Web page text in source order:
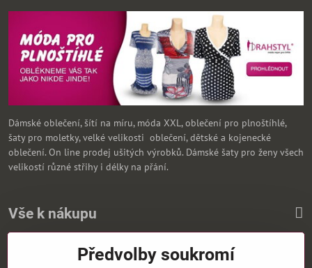
Dámské oblečení, šítí na míru, móda XXL, oblečení pro plnoštíhlé,
šaty pro moletky, velké velikosti oblečení, dětské a kojenecké
oblečení. On line prodej ušitých výrobků. Dámské šaty pro ženy všech
velikostí různé střihy i délky na přání.
Vše k nákupu
Zasíláme i na SlovenskoPředvolby soukromí